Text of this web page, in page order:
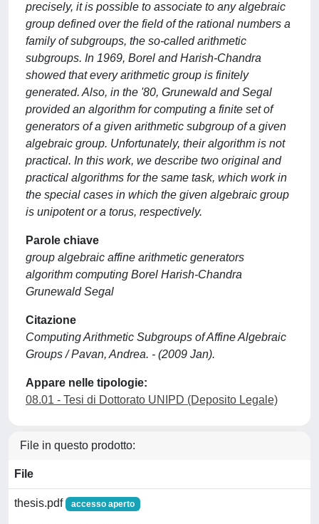
precisely, it is possible to associate to any algebraic
group defined over the field of the rational numbers a
family of subgroups, the so-called arithmetic
subgroups. In 1969, Borel and Harish-Chandra
showed that every arithmetic group is finitely
generated. Also, in the '80, Grunewald and Segal
provided an algorithm for computing a finite set of
generators of a given arithmetic subgroup of a given
algebraic group. Unfortunately, their algorithm is not
practical. In this work, we describe two original and
practical algorithms for the same task, which work in
the special cases in which the given algebraic group
is unipotent or a torus, respectively.
Parole chiave
group algebraic affine arithmetic generators
algorithm computing Borel Harish-Chandra
Grunewald Segal
Citazione
Computing Arithmetic Subgroups of Affine Algebraic
Groups / Pavan, Andrea. - (2009 Jan).
Appare nelle tipologie:
08.01 - Tesi di Dottorato UNIPD (Deposito Legale)
File in questo prodotto:
File
thesis.pdf accesso aperto